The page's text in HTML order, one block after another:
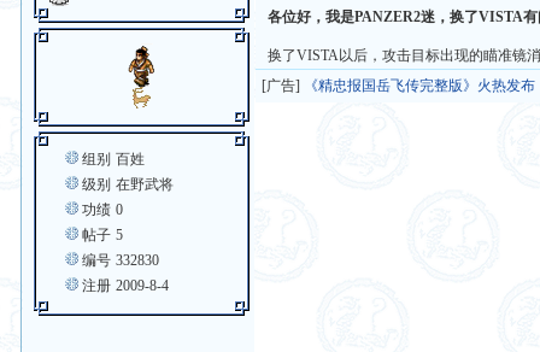
组别 百姓
级别 在野武将
功绩 0
帖子 5
编号 332830
注册 2009-8-4
各位好，我是PANZER2迷，换了VISTA
换了VISTA以后，攻击目标出现的瞄准镜
[广告]
《精忠报国岳飞传完整版》火热发布